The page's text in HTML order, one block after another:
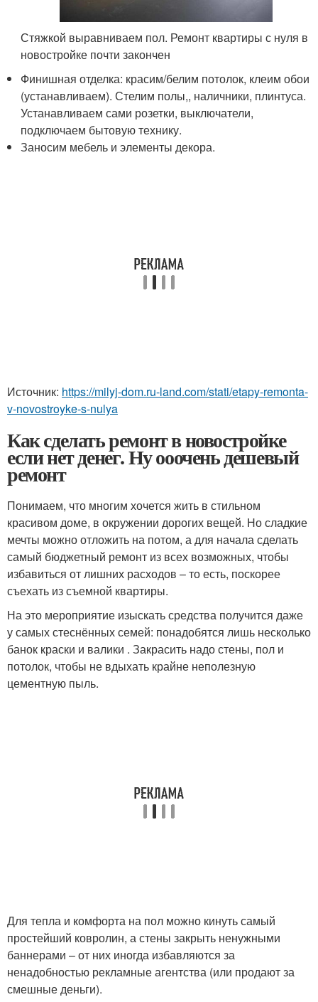
Стяжкой выравниваем пол. Ремонт квартиры с нуля в
новостройке почти закончен
Финишная отделка: красим/белим потолок, клеим обои
(устанавливаем). Стелим полы,, наличники, плинтуса.
Устанавливаем сами розетки, выключатели,
подключаем бытовую технику.
Заносим мебель и элементы декора.
Источник: https://milyj-dom.ru-land.com/stati/etapy-remonta-
v-novostroyke-s-nulya
Как сделать ремонт в новостройке
если нет денег. Ну ооочень дешевый
ремонт
Понимаем, что многим хочется жить в стильном
красивом доме, в окружении дорогих вещей. Но сладкие
мечты можно отложить на потом, а для начала сделать
самый бюджетный ремонт из всех возможных, чтобы
избавиться от лишних расходов – то есть, поскорее
съехать из съемной квартиры.
На это мероприятие изыскать средства получится даже
у самых стеснённых семей: понадобятся лишь несколько
банок краски и валики . Закрасить надо стены, пол и
потолок, чтобы не вдыхать крайне неполезную
цементную пыль.
Для тепла и комфорта на пол можно кинуть самый
простейший ковролин, а стены закрыть ненужными
баннерами – от них иногда избавляются за
ненадобностью рекламные агентства (или продают за
смешные деньги).